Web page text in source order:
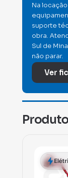
Na
suporte
obra.
Sul de
não parar.
Ver